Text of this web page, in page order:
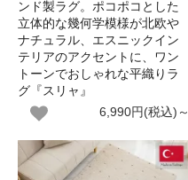
ンド製ラグ。ポコポコとした
立体的な幾何学模様が北欧や
ナチュラル、エスニックイン
テリアのアクセントに、ワン
トーンでおしゃれな平織りラ
グ『スリャ』
6,990円(税込)～